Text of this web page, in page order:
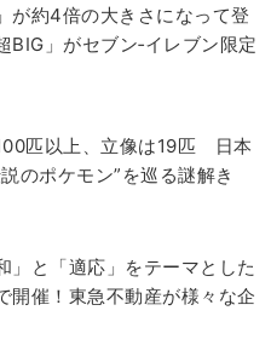
が約4倍の大きさになって登
BIG」がセブン‐イレブン限定
匹以上、立像は19匹 日本
のポケモン”を巡る謎解き
」と「適応」をテーマとした
開催！東急不動産が様々な企